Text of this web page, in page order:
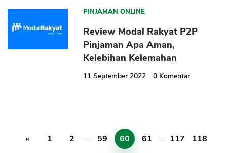
PINJAMAN ONLINE
Review Modal Rakyat P2P
Pinjaman Apa Aman,
Kelebihan Kelemahan
11 September 2022 0 Komentar
« 1 2 ... 59 60 61 ... 117
118